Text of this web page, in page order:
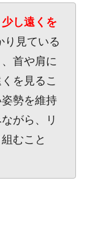
少し遠くを
り見ている
首や肩に
を見るこ
勢を維持
がら、リ
むこと